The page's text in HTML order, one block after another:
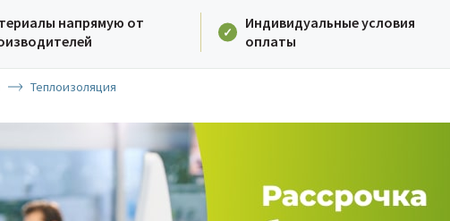
напрямую от
Индивидуальные условия
оплаты
Теплоизоляция